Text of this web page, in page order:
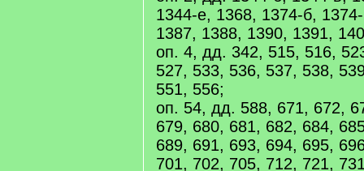
1344-е, 1368, 1374-б,
1387, 1388, 1390, 1391,
оп. 4, дд. 342, 515, 516,
527, 533, 536, 537, 538,
551, 556;
оп. 54, дд. 588, 671, 672,
679, 680, 681, 682, 684,
689, 691, 693, 694, 695,
701, 702, 705, 712, 721,